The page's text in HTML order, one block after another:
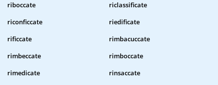
riboccate
riclassificate
riconficcate
riedificate
rificcate
rimbacuccate
rimbeccate
rimboccate
rimedicate
rinsaccate